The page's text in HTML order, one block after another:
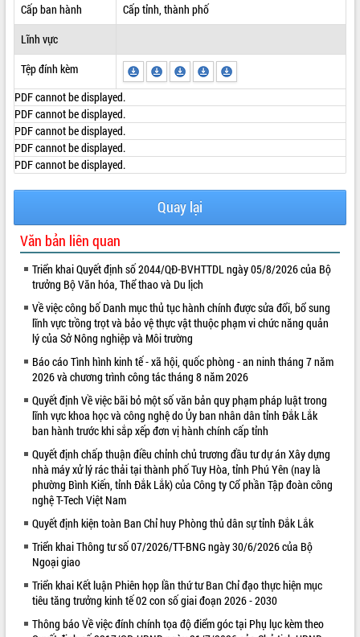
Loading the player...
Khám bệnh, cấp phát thuốc miễn phí
và tặng quà người dân xã Cư Pui
tháng 7/2026
Lễ truy tặng danh hiệu “Bà Mẹ Việt
Nam Anh hùng” và trao Huân chương
Lao động
UBND tỉnh Đắk Lắk triển khai nhiệm
vụ 6 tháng cuối năm 2026
Kỳ họp thứ Hai, Hội đồng nhân dân
tỉnh khóa XI quyết nghị nhiều nội dung
quan trọng
Bí thư Tỉnh ủy Lương Nguyễn Minh
Triết thăm, tặng quà người có công với
cách mạng
Rà soát, hoàn thiện hệ thống thiết chế
ALBUM ẢNH
Cấp ban hành
Cấp tỉnh, thành phố
Lĩnh vực
Tệp đính kèm
PDF cannot be displayed.
PDF cannot be displayed.
PDF cannot be displayed.
PDF cannot be displayed.
PDF cannot be displayed.
Quay lại
Văn bản liên quan
Triển khai Quyết định số 2044/QĐ-BVHTTDL ngày 05/8/2026 của Bộ
trưởng Bộ Văn hóa, Thể thao và Du lịch
Về việc công bố Danh mục thủ tục hành chính được sửa đổi, bổ sung
lĩnh vực trồng trọt và bảo vệ thực vật thuộc phạm vi chức năng quản
lý của Sở Nông nghiệp và Môi trường
Báo cáo Tình hình kinh tế - xã hội, quốc phòng - an ninh tháng 7 năm
2026 và chương trình công tác tháng 8 năm 2026
Quyết định Về việc bãi bỏ một số văn bản quy phạm pháp luật trong
lĩnh vực khoa học và công nghệ do Ủy ban nhân dân tỉnh Đắk Lắk
ban hành trước khi sắp xếp đơn vị hành chính cấp tỉnh
Quyết định chấp thuận điều chỉnh chủ trương đầu tư dự án Xây dựng
nhà máy xử lý rác thải tại thành phố Tuy Hòa, tỉnh Phú Yên (nay là
phường Bình Kiến, tỉnh Đắk Lắk) của Công ty Cổ phần Tập đoàn công
nghệ T-Tech Việt Nam
Quyết định kiện toàn Ban Chỉ huy Phòng thủ dân sự tỉnh Đắk Lắk
Triển khai Thông tư số 07/2026/TT-BNG ngày 30/6/2026 của Bộ
Ngoại giao
Triển khai Kết luận Phiên họp lần thứ tư Ban Chỉ đạo thực hiện mục
tiêu tăng trưởng kinh tế 02 con số giai đoạn 2026 - 2030
Thông báo Về việc đính chính tọa độ điểm góc tại Phụ lục kèm theo